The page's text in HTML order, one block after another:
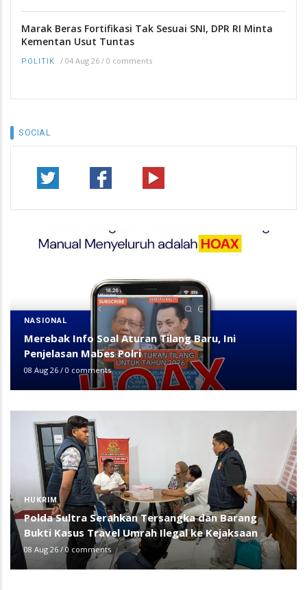
Marak Beras Fortifikasi Tak Sesuai SNI, DPR RI Minta
Kementan Usut Tuntas
POLITIK / 04 Aug 26 / 0 comments
SOCIAL
NASIONAL
Merebak Info Soal Aturan Tilang Baru, Ini
Penjelasan Mabes Polri
08 Aug 26 / 0 comments
HUKRIM
Polda Sultra Serahkan Tersangka dan Barang
Bukti Kasus Travel Umrah Ilegal ke Kejaksaan
08 Aug 26 / 0 comments